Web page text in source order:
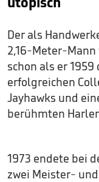
Der als
2,16-Meter-
schon als er
erfolgreichen
Jayhawks und
berühmten
1973 endete bei
zwei Meister-